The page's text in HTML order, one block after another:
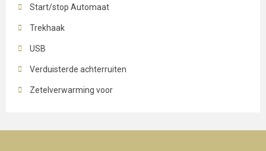
Start/stop Automaat
Trekhaak
USB
Verduisterde achterruiten
Zetelverwarming voor